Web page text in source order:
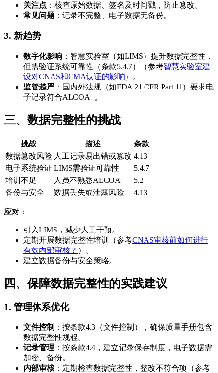
关注点 ：核查原始数据、签名及时间戳，防止篡改。
常见问题 ：记录不完整、电子数据无备份。
3. 新趋势
数字化影响 ：智慧实验室（如LIMS）提升数据完整性，
但需验证系统可靠性（条款5.4.7）（参考智慧实验室建
设对CNAS和CMA认证的影响）。
监管趋严 ：国内外法规（如FDA 21 CFR Part 11）要求电
子记录符合ALCOA+。
三、数据完整性的挑战
挑战 描述
条款
数据篡改风险 人工记录易出错或篡改 4.13
电子系统验证 LIMS需验证可靠性
5.4.7
培训不足
人员不熟悉ALCOA+
5.2
备份与安全
数据丢失或泄露风险 4.13
应对 ：
引入LIMS，减少人工干预。
定期开展数据完整性培训（参考CNAS审核前如何进行
有效内部审核？ ）。
建立数据备份与安全策略。
四、保障数据完整性的实践建议
1. 管理体系优化
文件控制 ：按条款4.3（文件控制），确保质量手册包含
数据完整性规程。
记录管理 ：按条款4.4，建立记录保存制度，电子数据需
加密、备份。
内部审核：定期检查数据完整性，整改不符合项（参考